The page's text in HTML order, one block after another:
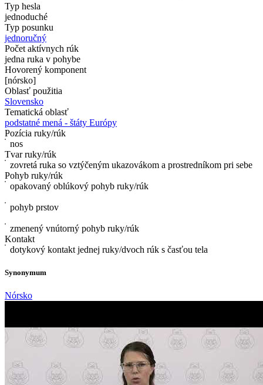
Typ hesla
jednoduché
Typ posunku
jednoručný
Počet aktívnych rúk
jedna ruka v pohybe
Hovorený komponent
[nórsko]
Oblasť použitia
Slovensko
Tematická oblasť
podstatné mená - štáty Európy
Pozícia ruky/rúk
nos
Tvar ruky/rúk
zovretá ruka so vztýčeným ukazovákom a prostredníkom pri sebe
Pohyb ruky/rúk
opakovaný oblúkový pohyb ruky/rúk
pohyb prstov
zmenený vnútorný pohyb ruky/rúk
Kontakt
dotykový kontakt jednej ruky/dvoch rúk s časťou tela
Synonymum
Nórsko